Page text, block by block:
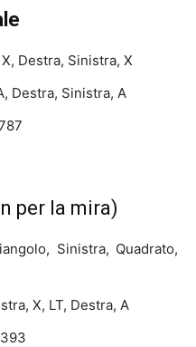
X, Destra, Sinistra, X
Destra, Sinistra, A
per la mira)
Sinistra, Quadrato,
X, LT, Destra, A